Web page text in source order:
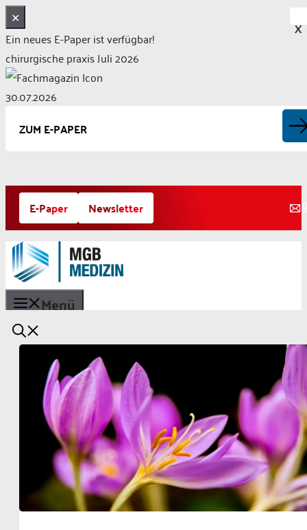
✕
Ein neues E-Paper ist verfügbar!
chirurgische praxis Juli 2026
30.07.2026
ZUM E-PAPER
Zum
Inhalt
springen
E-Paper Newsletter
Menü
X